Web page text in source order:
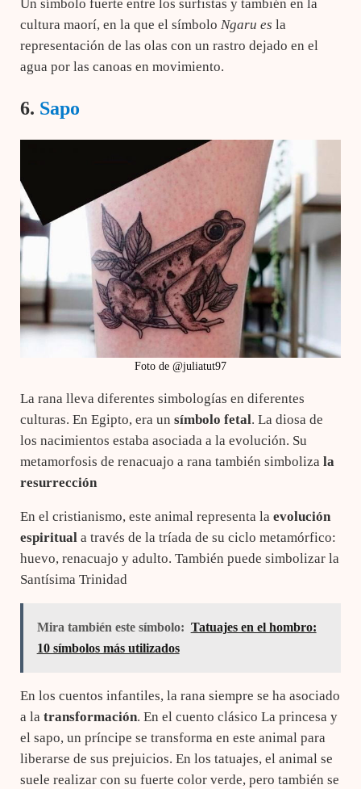
Un símbolo fuerte entre los surfistas y también en la
cultura maorí, en la que el símbolo Ngaru es la
representación de las olas con un rastro dejado en el
agua por las canoas en movimiento.
6. Sapo
Foto de @juliatut97
La rana lleva diferentes simbologías en diferentes
culturas. En Egipto, era un símbolo fetal. La diosa de
los nacimientos estaba asociada a la evolución. Su
metamorfosis de renacuajo a rana también simboliza la
resurrección
En el cristianismo, este animal representa la evolución
espiritual a través de la tríada de su ciclo metamórfico:
huevo, renacuajo y adulto. También puede simbolizar la
Santísima Trinidad
Mira también este símbolo: Tatuajes en el hombro:
10 símbolos más utilizados
En los cuentos infantiles, la rana siempre se ha asociado
a la transformación. En el cuento clásico La princesa y
el sapo, un príncipe se transforma en este animal para
liberarse de sus prejuicios. En los tatuajes, el animal se
suele realizar con su fuerte color verde, pero también se